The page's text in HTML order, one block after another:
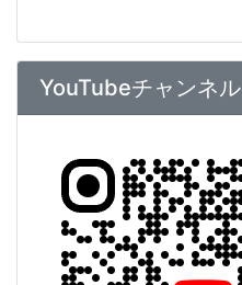
YouTubeチャンネル